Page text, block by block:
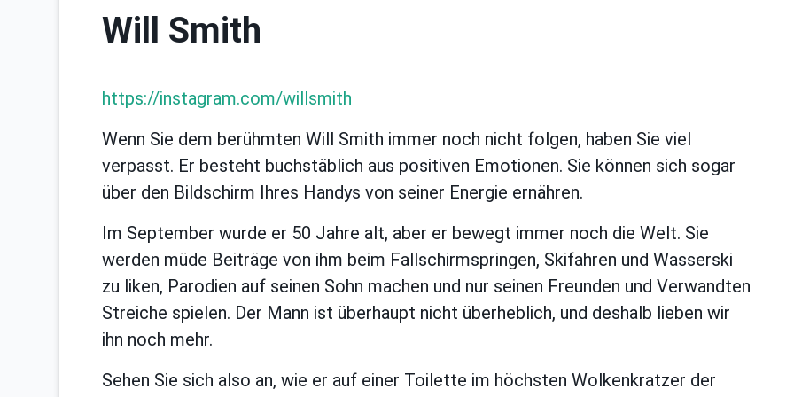
Will Smith
https://instagram.com/willsmith
Wenn Sie dem berühmten Will Smith immer noch nicht folgen, haben Sie viel
verpasst. Er besteht buchstäblich aus positiven Emotionen. Sie können sich sogar
über den Bildschirm Ihres Handys von seiner Energie ernähren.
Im September wurde er 50 Jahre alt, aber er bewegt immer noch die Welt. Sie
werden müde Beiträge von ihm beim Fallschirmspringen, Skifahren und Wasserski
zu liken, Parodien auf seinen Sohn machen und nur seinen Freunden und Verwandten
Streiche spielen. Der Mann ist überhaupt nicht überheblich, und deshalb lieben wir
ihn noch mehr.
Sehen Sie sich also an, wie er auf einer Toilette im höchsten Wolkenkratzer der